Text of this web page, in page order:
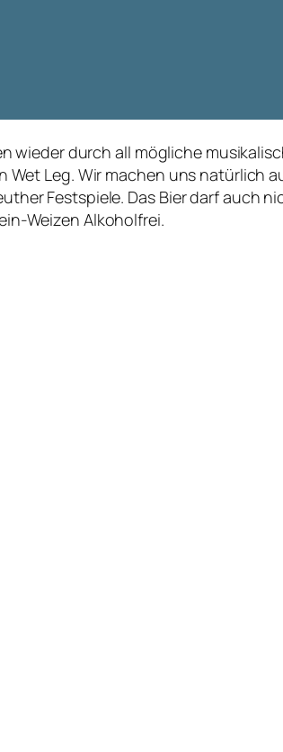
wieder durch all mögliche
Wet Leg. Wir machen uns
Festspiele. Das Bier darf auch
Weizen Alkoholfrei.